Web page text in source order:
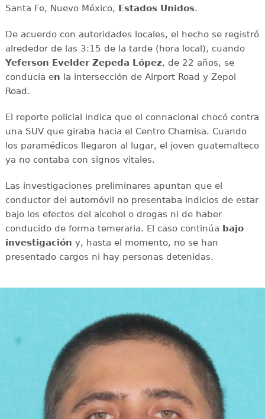
Santa Fe, Nuevo México, Estados Unidos.
De acuerdo con autoridades locales, el hecho se registró
alrededor de las 3:15 de la tarde (hora local), cuando
Yeferson Evelder Zepeda López, de 22 años, se
conducía en la intersección de Airport Road y Zepol
Road.
El reporte policial indica que el connacional chocó contra
una SUV que giraba hacia el Centro Chamisa. Cuando
los paramédicos llegaron al lugar, el joven guatemalteco
ya no contaba con signos vitales.
Las investigaciones preliminares apuntan que el
conductor del automóvil no presentaba indicios de estar
bajo los efectos del alcohol o drogas ni de haber
conducido de forma temeraria. El caso continúa bajo
investigación y, hasta el momento, no se han
presentado cargos ni hay personas detenidas.